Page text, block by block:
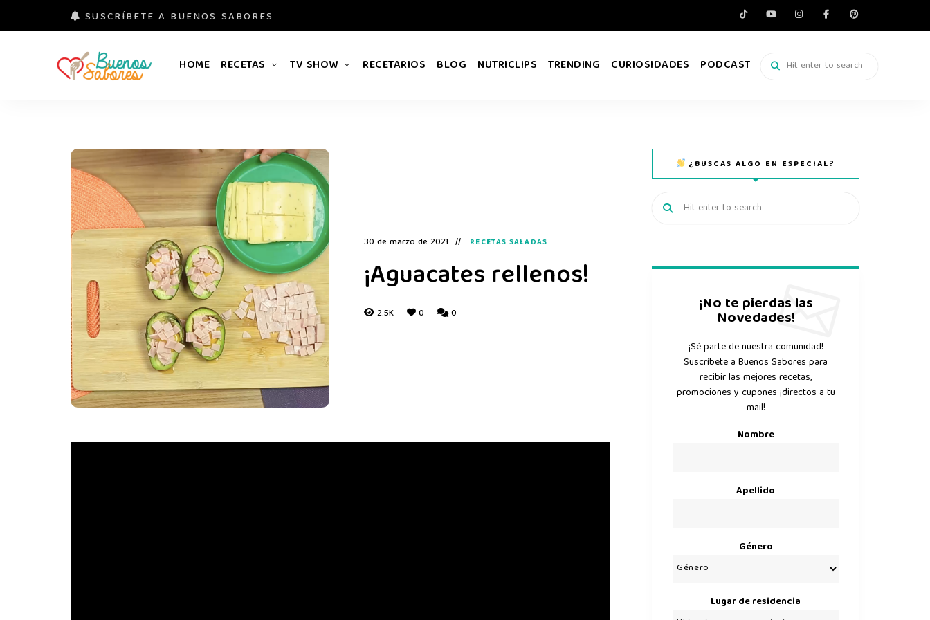
SUSCRÍBETE A BUENOS SABORES
HOME RECETAS TV SHOW RECETARIOS BLOG NUTRICLIPS TRENDING CURIOSIDADES PODCAST
30 de marzo de 2021 RECETAS SALADAS
¡Aguacates rellenos!
2.5K 0 0
¿BUSCAS ALGO EN ESPECIAL?
¡No te pierdas las
Novedades!
¡Sé parte de nuestra comunidad!
Suscríbete a Buenos Sabores para
recibir las mejores recetas,
promociones y cupones ¡directos a tu
mail!
Nombre
Apellido
Género
Lugar de residencia